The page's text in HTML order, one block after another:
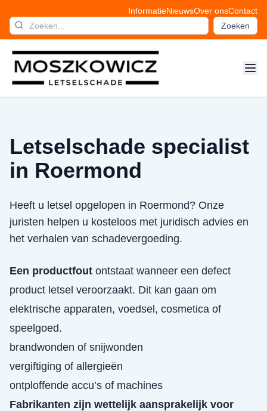
InformatieNieuwsOver onsContact
Zoeken
Letselschade specialist
in Roermond
Heeft u letsel opgelopen in Roermond? Onze
juristen helpen u kosteloos met juridisch advies en
het verhalen van schadevergoeding.
Een productfout ontstaat wanneer een defect
product letsel veroorzaakt. Dit kan gaan om
elektrische apparaten, voedsel, cosmetica of
speelgoed.
brandwonden of snijwonden
vergiftiging of allergieën
ontploffende accu’s of machines
Fabrikanten zijn wettelijk aansprakelijk voor